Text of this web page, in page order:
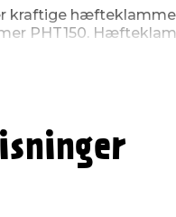
kraftige
PHT150.